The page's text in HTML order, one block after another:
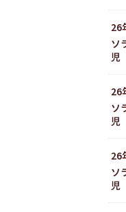
26
ソ
児
26
ソ
児
26
ソ
児